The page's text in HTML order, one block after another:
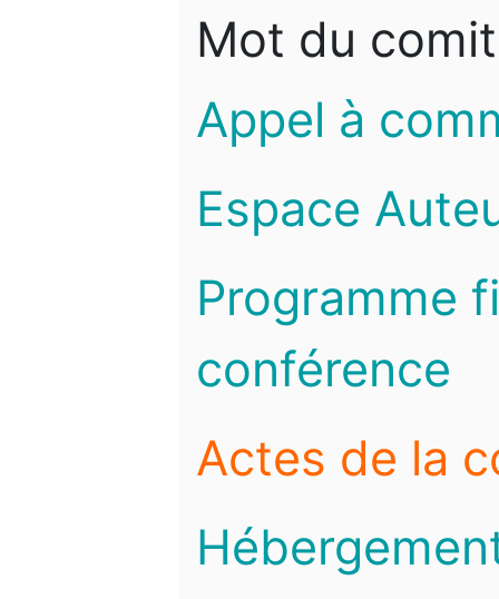
Mot du
Appel à
Espace
Programme
conférence
Actes de la